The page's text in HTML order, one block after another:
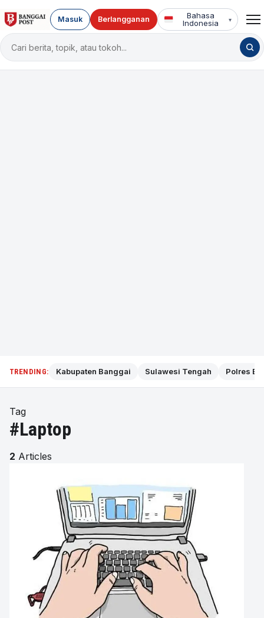
Cari
berita
Masuk Berlangganan
Bahasa
Indonesia
▾
TRENDING: Kabupaten Banggai Sulawesi Tengah Polres
Tag
#Laptop
2 Articles